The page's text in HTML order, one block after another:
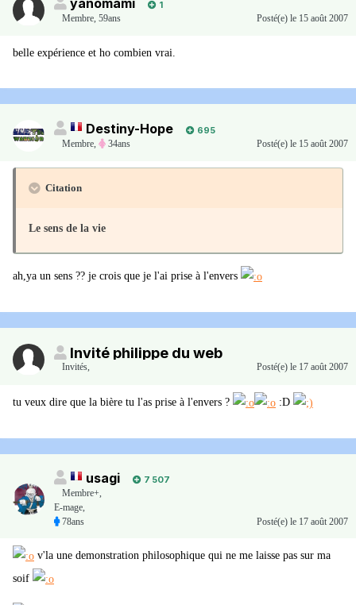
yanomami
1
Membre, 59ans Posté(e) le 15 août 2007
belle expérience et ho combien vrai.
Destiny-Hope
695
Membre, 34ans Posté(e) le 15 août 2007
Citation
Le sens de la vie
ah,ya un sens ?? je crois que je l'ai prise à l'envers
Invité philippe du web
Invités, Posté(e) le 17 août 2007
tu veux dire que la bière tu l'as prise à l'envers ? :D
usagi
7 507
Membre+,
E-mage,
78ans
Posté(e) le 17 août 2007
v'la une demonstration philosophique qui ne me laisse pas sur ma
soif